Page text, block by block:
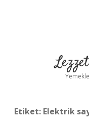
Etiket: Elektrik